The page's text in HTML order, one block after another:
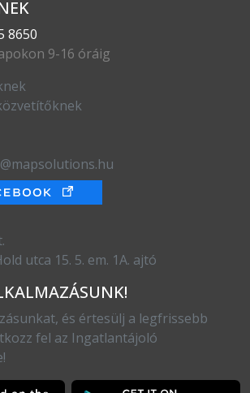
8650
9-16 óráig
utca 15. 5. em. 1A. ajtó
és értesülj a legfrissebb
fel az Ingatlantájoló